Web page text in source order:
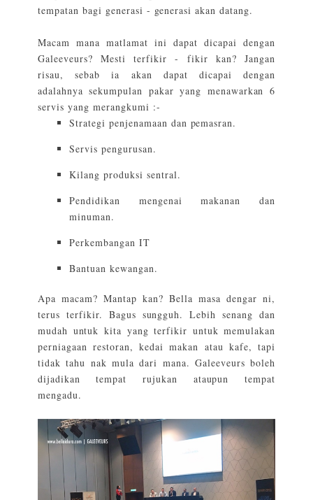
tempatan bagi generasi - generasi akan datang.
Macam mana matlamat ini dapat dicapai dengan
Galeeveurs? Mesti terfikir - fikir kan? Jangan
risau, sebab ia akan dapat dicapai dengan
adalahnya sekumpulan pakar yang menawarkan 6
servis yang merangkumi :-
Strategi penjenamaan dan pemasran.
Servis pengurusan.
Kilang produksi sentral.
Pendidikan mengenai makanan dan
minuman.
Perkembangan IT
Bantuan kewangan.
Apa macam? Mantap kan? Bella masa dengar ni,
terus terfikir. Bagus sungguh. Lebih senang dan
mudah untuk kita yang terfikir untuk memulakan
perniagaan restoran, kedai makan atau kafe, tapi
tidak tahu nak mula dari mana. Galeeveurs boleh
dijadikan tempat rujukan ataupun tempat
mengadu.